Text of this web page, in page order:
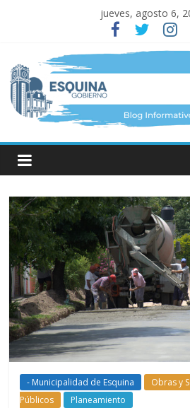
jueves, agosto 6,
- Municipalidad de Esquina
Obras y
Públicos
Planeamiento